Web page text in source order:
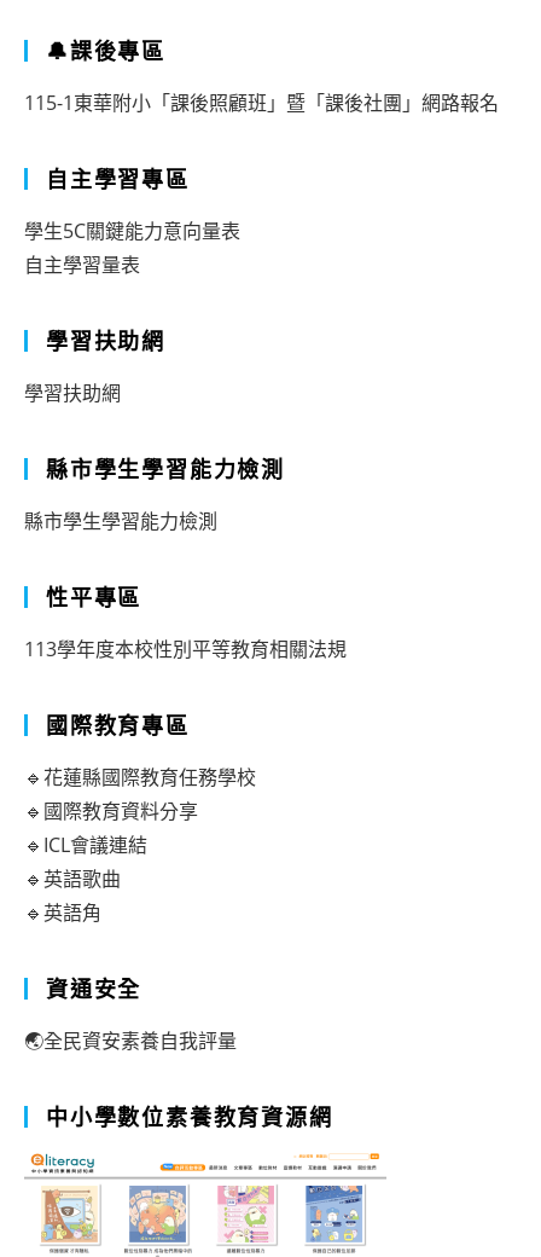
🔔課後專區
115-1東華附小「課後照顧班」暨「課後社團」網路報名
自主學習專區
學生5C關鍵能力意向量表
自主學習量表
學習扶助網
學習扶助網
縣市學生學習能力檢測
縣市學生學習能力檢測
性平專區
113學年度本校性別平等教育相關法規
國際教育專區
🔹花蓮縣國際教育任務學校
🔹國際教育資料分享
🔹ICL會議連結
🔹英語歌曲
🔹英語角
資通安全
🌏全民資安素養自我評量
中小學數位素養教育資源網